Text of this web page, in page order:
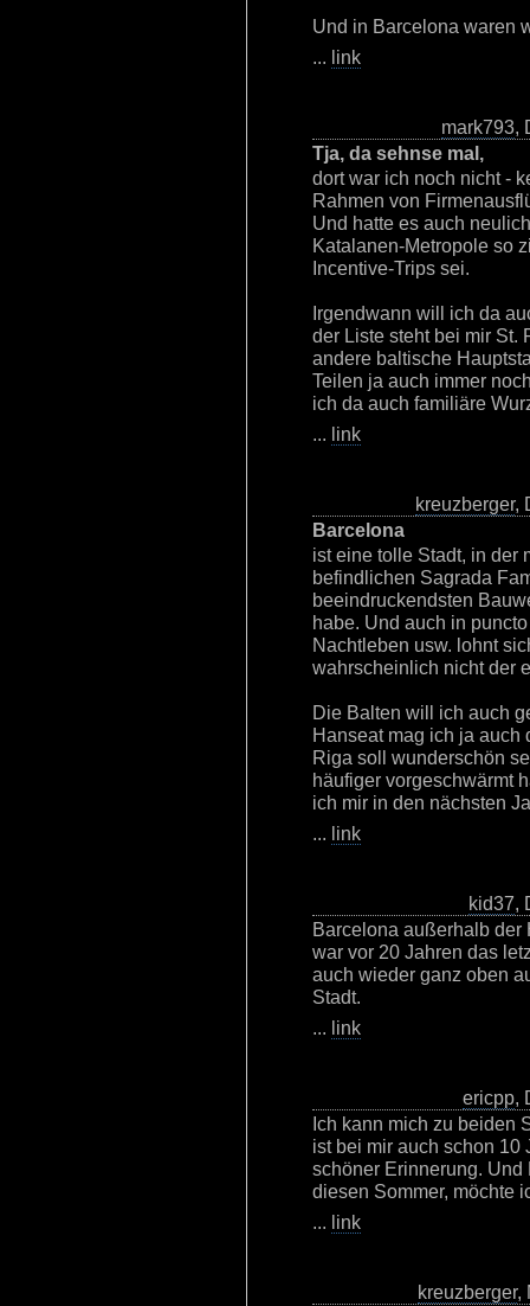
Und in Barcelona waren
... link
mark793,
Tja, da sehnse mal,
dort war ich noch nicht -
Rahmen von
Und hatte es auch
Katalanen-Metropole so
Incentive-Trips sei.
Irgendwann will ich da
der Liste steht bei mir St.
andere baltische
Teilen ja auch immer
ich da auch familiäre
... link
kreuzberger,
Barcelona
ist eine tolle Stadt, in der
befindlichen Sagrada
beeindruckendsten
habe. Und auch in
Nachtleben usw. lohnt
wahrscheinlich nicht der
Die Balten will ich auch
Hanseat mag ich ja auch
Riga soll wunderschön
häufiger vorgeschwärmt
ich mir in den nächsten
... link
kid37,
Barcelona außerhalb der
war vor 20 Jahren das
auch wieder ganz oben
Stadt.
... link
ericpp,
Ich kann mich zu beiden
ist bei mir auch schon 10
schöner Erinnerung.
diesen Sommer, möchte
... link
kreuzberger,